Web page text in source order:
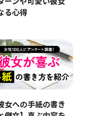
ーンや可愛い彼女
る心得
女への手紙の書き